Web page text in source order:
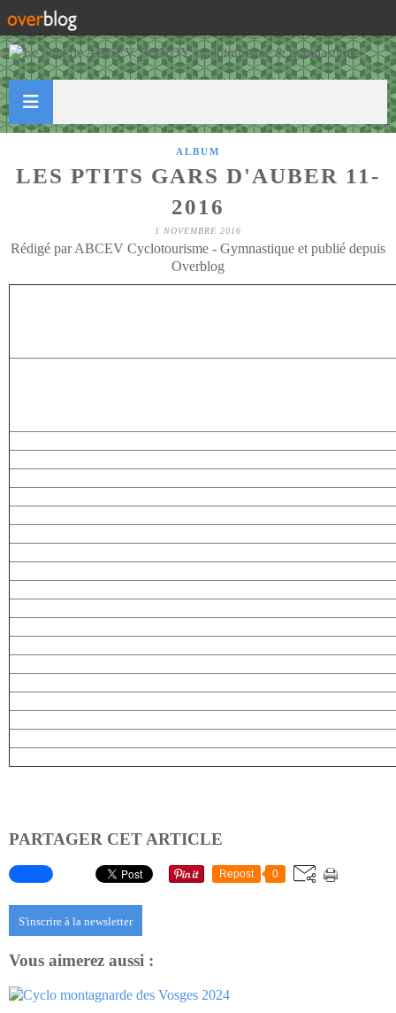
ALBUM
LES PTITS GARS D'AUBER 11-
2016
1 NOVEMBRE 2016
Rédigé par ABCEV Cyclotourisme - Gymnastique et publié depuis
Overblog
PARTAGER CET ARTICLE
Repost 0
S'inscrire à la newsletter
Vous aimerez aussi :